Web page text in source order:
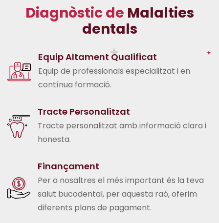
Diagnòsticde Malalties
dentals
Equip Altament Qualificat
Equip de professionals especialitzat i en
contínua formació.
Tracte Personalitzat
Tracte personalitzat amb informació clara i
honesta.
Finançament
Per a nosaltres el més important és la teva
salut bucodental, per aquesta raó, oferim
diferents plans de pagament.